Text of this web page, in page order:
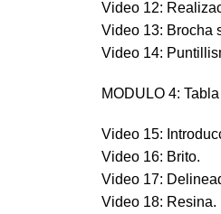
Video 12:
Video 13: Brocha
Video 14:
MODULO 4:
Video 15:
Video 16: Brito.
Video 17:
Video 18: Resina.